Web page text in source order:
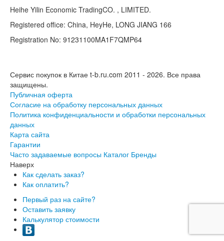
Heihe Yilin Economic TradingCO. , LIMITED.
Registered office: China, HeyHe, LONG JIANG 166
Registration No: 91231100MA1F7QMP64
Сервис покупок в Китае t-b.ru.com 2011 - 2026. Все права
защищены.
Публичная оферта
Согласие на обработку персональных данных
Политика конфиденциальности и обработки персональных
данных
Карта сайта
Гарантии
Часто задаваемые вопросы Каталог Бренды
Наверх
Как сделать заказ?
Как оплатить?
Первый раз на сайте?
Оставить заявку
Калькулятор стоимости